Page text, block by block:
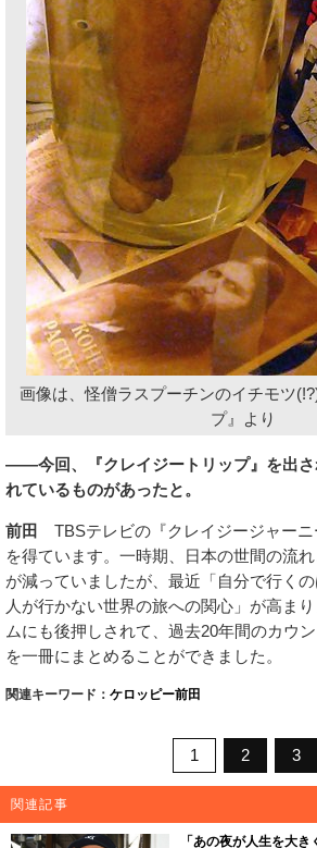
画像は、怪僧ラスプーチンのイチモツ
プ』より
――今回、『クレイジートリップ』を出さ
れているものがあったと。
前田
TBSテレビの『クレイジージャー
を得ています。一時期、日本の世間の流
が減っていましたが、最近「自分で行く
人が行かない世界の旅への関心」が高ま
ムにも後押しされて、過去20年間のカウ
を一冊にまとめることができました。
関連キーワード： ケロッピー前田
1 2 3
関連記事
「あの夜が人生を大